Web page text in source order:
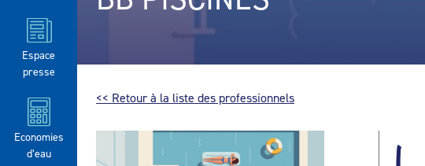
Espace
presse
Economies
d’eau
<< Retour à la liste des professionnels